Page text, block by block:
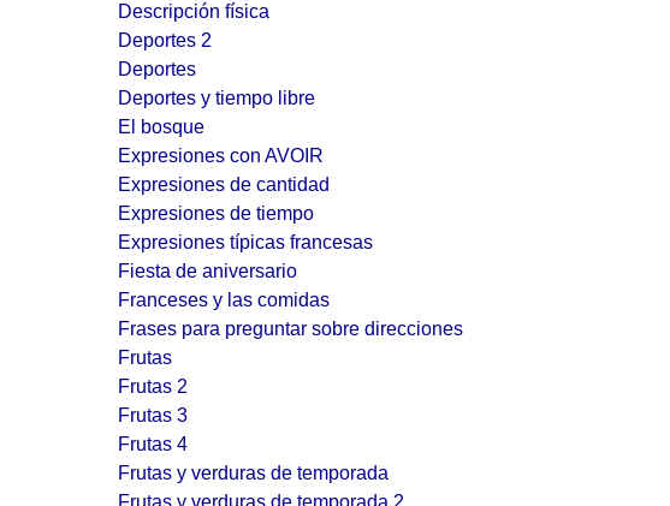
Descripción física
Deportes 2
Deportes
Deportes y tiempo libre
El bosque
Expresiones con AVOIR
Expresiones de cantidad
Expresiones de tiempo
Expresiones típicas francesas
Fiesta de aniversario
Franceses y las comidas
Frases para preguntar sobre direcciones
Frutas
Frutas 2
Frutas 3
Frutas 4
Frutas y verduras de temporada
Frutas y verduras de temporada 2